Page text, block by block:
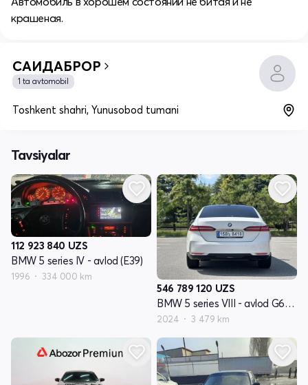
крашеная.
САИДАБРОР
1 ta avtomobil
Toshkent shahri, Yunusobod tumani
Tavsiyalar
112 923 840 UZS
BMW 5 series IV - avlod (E39)
1996 334 000 km
546 789 120 UZS
BMW 5 series VIII - avlod G60/G61/G68
2024 3 479 km